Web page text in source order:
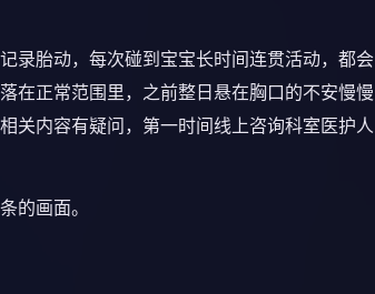
录胎动，每次碰到宝宝长时间连贯活动，都会
在正常范围里，之前整日悬在胸口的不安慢慢
关内容有疑问，第一时间线上咨询科室医护人
的画面。